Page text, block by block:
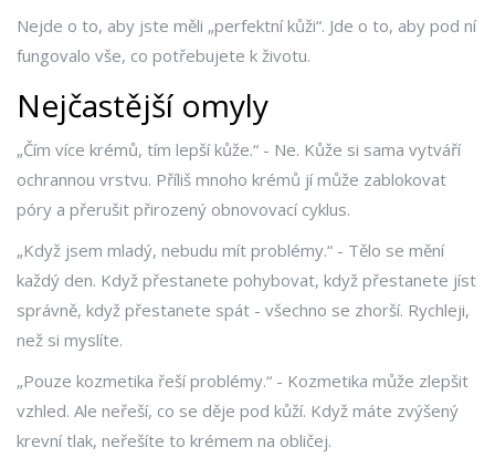
Nejde o to, aby jste měli „perfektní kůži“. Jde o to, aby pod ní
fungovalo vše, co potřebujete k životu.
Nejčastější omyly
„Čím více krémů, tím lepší kůže.“ - Ne. Kůže si sama vytváří
ochrannou vrstvu. Příliš mnoho krémů jí může zablokovat
póry a přerušit přirozený obnovovací cyklus.
„Když jsem mladý, nebudu mít problémy.“ - Tělo se mění
každý den. Když přestanete pohybovat, když přestanete jíst
správně, když přestanete spát - všechno se zhorší. Rychleji,
než si myslíte.
„Pouze kozmetika řeší problémy.“ - Kozmetika může zlepšit
vzhled. Ale neřeší, co se děje pod kůží. Když máte zvýšený
krevní tlak, neřešíte to krémem na obličej.